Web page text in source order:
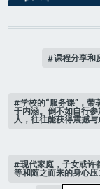
课程分享和
学校的“服务课”，带
于内涵。倒不如自行
人，往往能获得震撼与
现代家庭，子女或许
等和随之而来的身心压